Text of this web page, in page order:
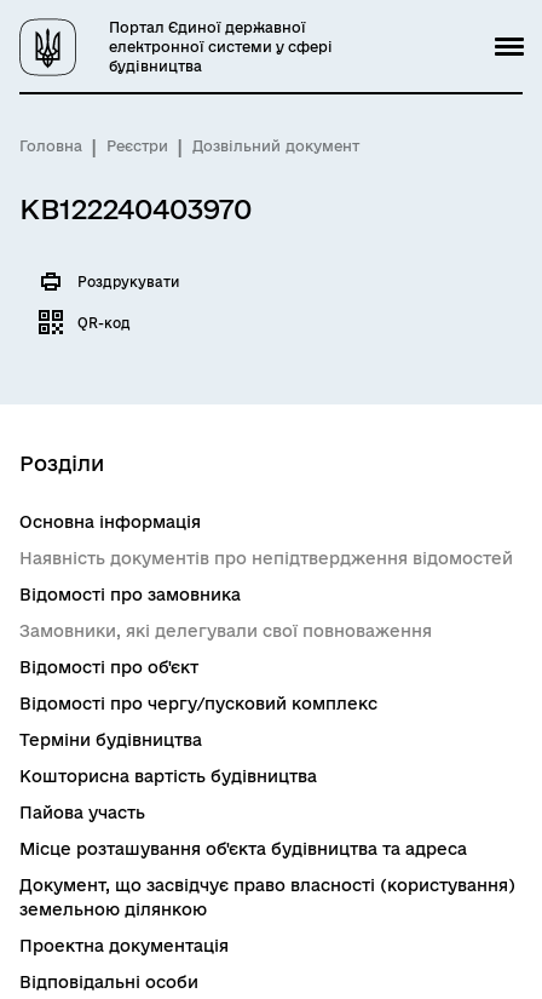
Портал Єдиної державної
електронної системи у сфері
будівництва
Головна Реєстри Дозвільний документ
КВ122240403970
Роздрукувати
QR-код
Розділи
Основна інформація
Наявність документів про непідтвердження відомостей
Відомості про замовника
Замовники, які делегували свої повноваження
Відомості про об'єкт
Відомості про чергу/пусковий комплекс
Терміни будівництва
Кошторисна вартість будівництва
Пайова участь
Місце розташування об'єкта будівництва та адреса
Документ, що засвідчує право власності (користування)
земельною ділянкою
Проектна документація
Відповідальні особи